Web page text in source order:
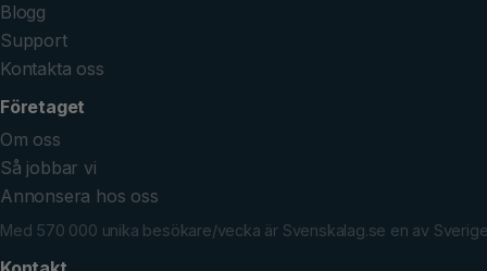
Blogg
Support
Kontakta oss
Företaget
Om oss
Så jobbar vi
Annonsera hos oss
Med 570 000 unika besökare/vecka är Svenskalag.se en av